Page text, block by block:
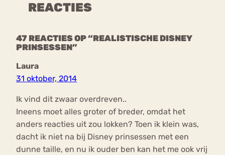
REACTIES
47 REACTIES OP “REALISTISCHE DISNEY
PRINSESSEN”
Laura
31 oktober, 2014
Ik vind dit zwaar overdreven..
Ineens moet alles groter of breder, omdat het
anders reacties uit zou lokken? Toen ik klein was,
dacht ik niet na bij Disney prinsessen met een
dunne taille, en nu ik ouder ben kan het me ook vrij